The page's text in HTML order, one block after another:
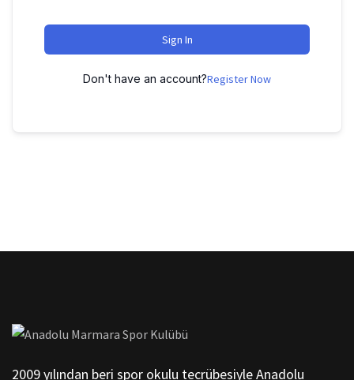
Sign In
Don't have an account?Register Now
2009 yılından beri spor okulu tecrübesiyle Anadolu